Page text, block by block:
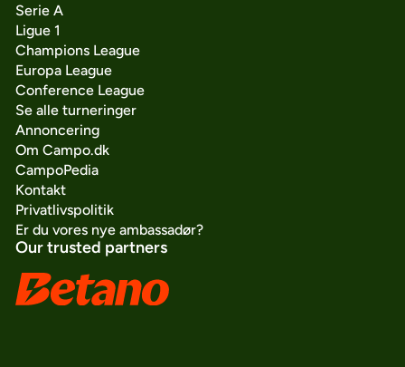
Serie A
Ligue 1
Champions League
Europa League
Conference League
Se alle turneringer
Annoncering
Om Campo.dk
CampoPedia
Kontakt
Privatlivspolitik
Er du vores nye ambassadør?
Our trusted partners